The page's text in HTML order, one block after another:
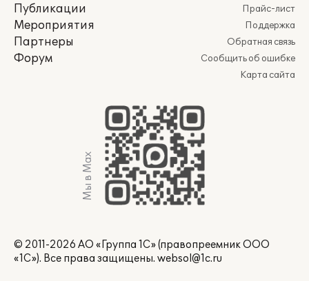
Публикации
Мероприятия
Партнеры
Форум
Прайс-лист
Поддержка
Обратная связь
Сообщить об ошибке
Карта сайта
Мы в Max
© 2011-2026 АО «Группа 1С» (правопреемник ООО
«1С»). Все права защищены. websol@1c.ru